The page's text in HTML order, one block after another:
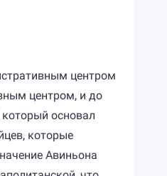
центром
центром, и до
основал
которые
Авиньона